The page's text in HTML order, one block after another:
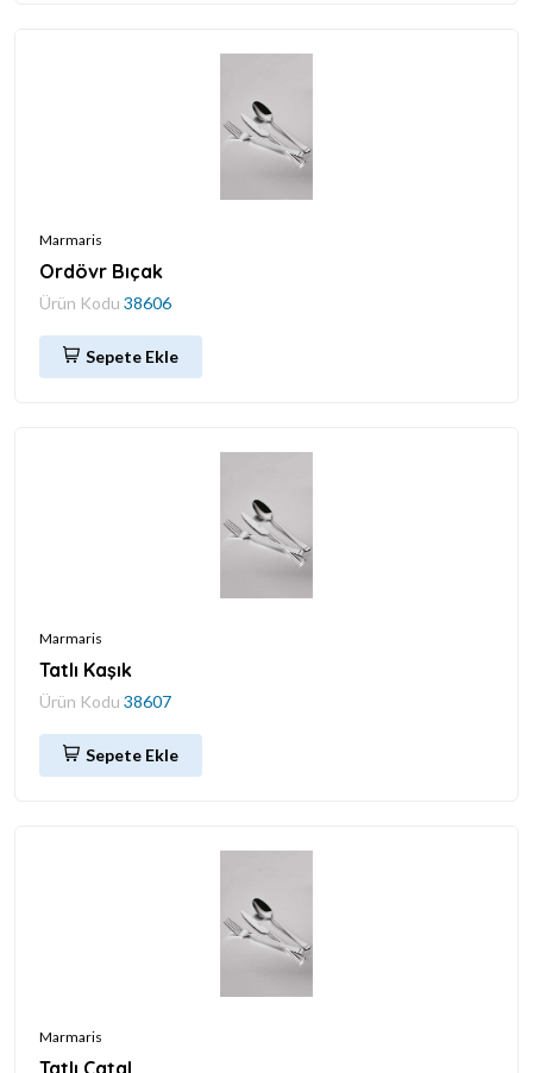
Marmaris
Ordövr Bıçak
Ürün Kodu 38606
Sepete Ekle
Marmaris
Tatlı Kaşık
Ürün Kodu 38607
Sepete Ekle
Marmaris
Tatlı Çatal